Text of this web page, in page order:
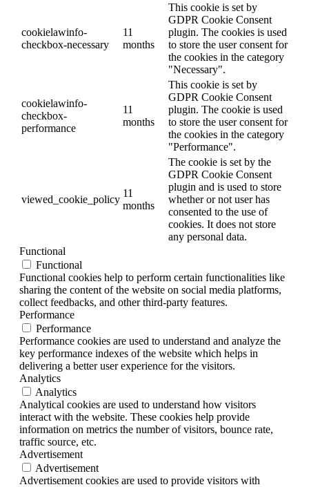
cookielawinfo-
checkbox-necessary
11
months
This cookie is set by
GDPR Cookie Consent
plugin. The cookies is used
to store the user consent for
the cookies in the category
"Necessary".
cookielawinfo-
checkbox-
performance
11
months
This cookie is set by
GDPR Cookie Consent
plugin. The cookie is used
to store the user consent for
the cookies in the category
"Performance".
viewed_cookie_policy
11
months
The cookie is set by the
GDPR Cookie Consent
plugin and is used to store
whether or not user has
consented to the use of
cookies. It does not store
any personal data.
Functional
Functional
Functional cookies help to perform certain functionalities like
sharing the content of the website on social media platforms,
collect feedbacks, and other third-party features.
Performance
Performance
Performance cookies are used to understand and analyze the
key performance indexes of the website which helps in
delivering a better user experience for the visitors.
Analytics
Analytics
Analytical cookies are used to understand how visitors
interact with the website. These cookies help provide
information on metrics the number of visitors, bounce rate,
traffic source, etc.
Advertisement
Advertisement
Advertisement cookies are used to provide visitors with